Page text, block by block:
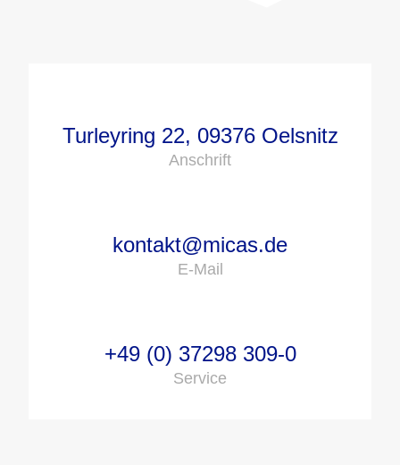
Turleyring 22, 09376 Oelsnitz
Anschrift
kontakt@micas.de
E-Mail
+49 (0) 37298 309-0
Service